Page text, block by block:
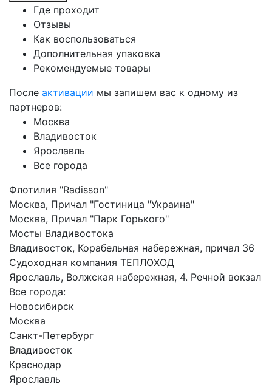
Где проходит
Отзывы
Как воспользоваться
Дополнительная упаковка
Рекомендуемые товары
После активации мы запишем вас к одному из
партнеров:
Москва
Владивосток
Ярославль
Все города
Флотилия "Radisson"
Москва, Причал "Гостиница "Украина"
Москва, Причал "Парк Горького"
Мосты Владивостока
Владивосток, Корабельная набережная, причал 36
Судоходная компания ТЕПЛОХОД
Ярославль, Волжская набережная, 4. Речной вокзал
Все города:
Новосибирск
Москва
Санкт-Петербург
Владивосток
Краснодар
Ярославль